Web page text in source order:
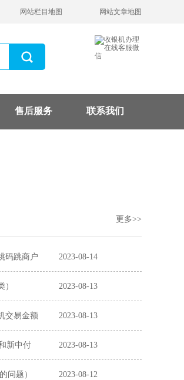
网站栏目地图 网站文章地图
售后服务 联系我们
更多>>
码跳商户 2023-08-14
2023-08-13
交易金额 2023-08-13
新中付 2023-08-13
问题） 2023-08-12